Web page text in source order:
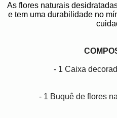
As flores naturais
e tem uma durabilidade no
- 1 Caixa
- 1 Buquê de flores